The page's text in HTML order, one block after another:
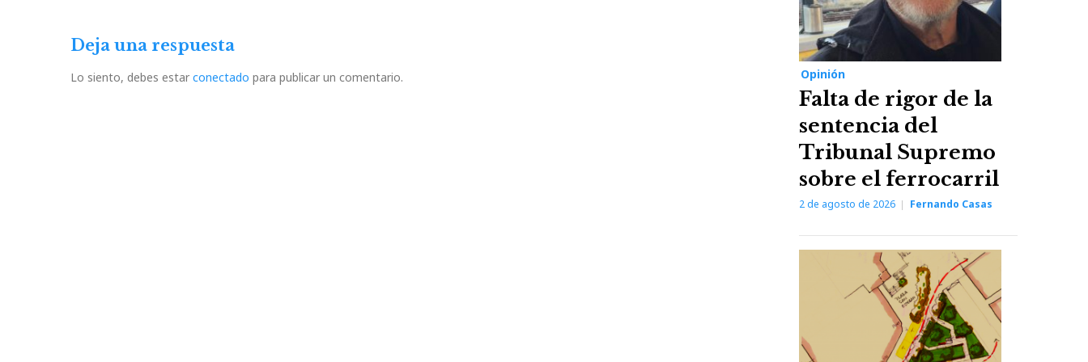
Deja una respuesta
Lo siento, debes estar conectado para publicar un comentario. Opinión
Falta de rigor de la
sentencia del
Tribunal Supremo
sobre el ferrocarril
2 de agosto de 2026 Fernando Casas